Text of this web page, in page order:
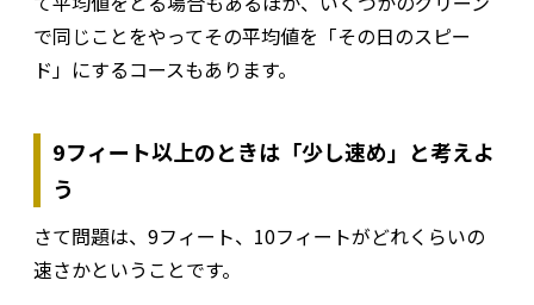
で同じことをやってその平均値を「その日のスピー
ド」にするコースもあります。
9フィート以上のときは「少し速め」と考えよ
う
さて問題は、9フィート、10フィートがどれくらいの
速さかということです。